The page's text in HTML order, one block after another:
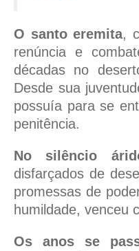
O santo eremita,
renúncia e
décadas no
Desde sua
possuía para se
penitência.
No silêncio
disfarçados de
promessas de
humildade, venceu
Os anos se